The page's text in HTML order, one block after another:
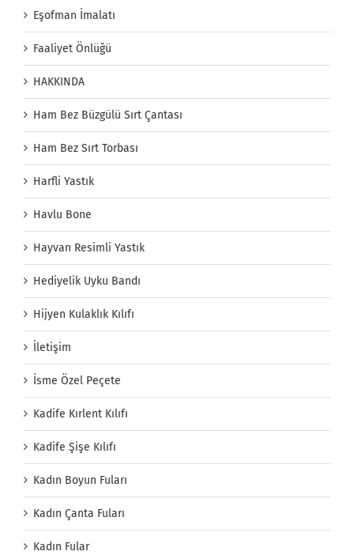
Eşofman İmalatı
Faaliyet Önlüğü
HAKKINDA
Ham Bez Büzgülü Sırt Çantası
Ham Bez Sırt Torbası
Harfli Yastık
Havlu Bone
Hayvan Resimli Yastık
Hediyelik Uyku Bandı
Hijyen Kulaklık Kılıfı
İletişim
İsme Özel Peçete
Kadife Kırlent Kılıfı
Kadife Şişe Kılıfı
Kadın Boyun Fuları
Kadın Çanta Fuları
Kadın Fular